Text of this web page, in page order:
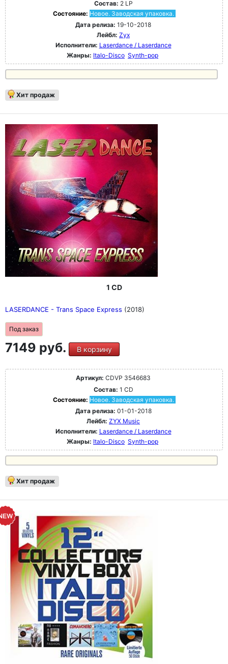
Состав: 2 LP
Состояние: Новое. Заводская упаковка.
Дата релиза: 19-10-2018
Лейбл: Zyx
Исполнители: Laserdance / Laserdance
Жанры: Italo-Disco Synth-pop
Хит продаж
1 CD
LASERDANCE - Trans Space Express (2018)
Под заказ
7149 руб. В корзину
Артикул: CDVP 3546683
Состав: 1 CD
Состояние: Новое. Заводская упаковка.
Дата релиза: 01-01-2018
Лейбл: ZYX Music
Исполнители: Laserdance / Laserdance
Жанры: Italo-Disco Synth-pop
Хит продаж